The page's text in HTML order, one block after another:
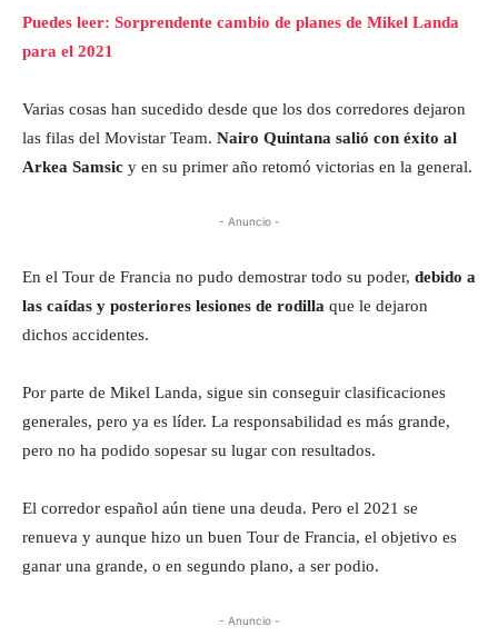
Puedes leer: Sorprendente cambio de planes de Mikel Landa
para el 2021
Varias cosas han sucedido desde que los dos corredores dejaron
las filas del Movistar Team. Nairo Quintana salió con éxito al
Arkea Samsic y en su primer año retomó victorias en la general.
- Anuncio -
En el Tour de Francia no pudo demostrar todo su poder, debido a
las caídas y posteriores lesiones de rodilla que le dejaron
dichos accidentes.
Por parte de Mikel Landa, sigue sin conseguir clasificaciones
generales, pero ya es líder. La responsabilidad es más grande,
pero no ha podido sopesar su lugar con resultados.
El corredor español aún tiene una deuda. Pero el 2021 se
renueva y aunque hizo un buen Tour de Francia, el objetivo es
ganar una grande, o en segundo plano, a ser podio.
- Anuncio -